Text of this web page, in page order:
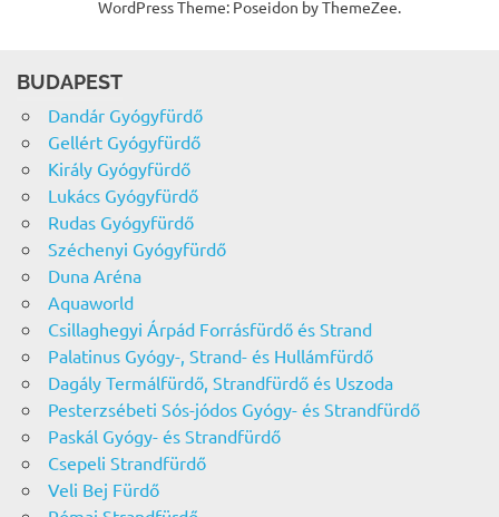
WordPress Theme: Poseidon by ThemeZee.
BUDAPEST
Dandár Gyógyfürdő
Gellért Gyógyfürdő
Király Gyógyfürdő
Lukács Gyógyfürdő
Rudas Gyógyfürdő
Széchenyi Gyógyfürdő
Duna Aréna
Aquaworld
Csillaghegyi Árpád Forrásfürdő és Strand
Palatinus Gyógy-, Strand- és Hullámfürdő
Dagály Termálfürdő, Strandfürdő és Uszoda
Pesterzsébeti Sós-jódos Gyógy- és Strandfürdő
Paskál Gyógy- és Strandfürdő
Csepeli Strandfürdő
Veli Bej Fürdő